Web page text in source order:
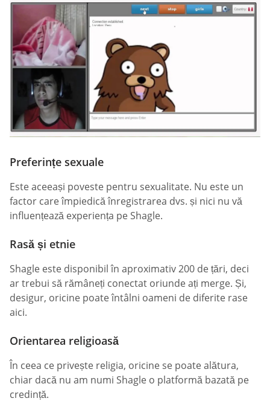
Preferințe sexuale
Este aceeași poveste pentru sexualitate. Nu este un
factor care împiedică înregistrarea dvs. și nici nu vă
influențează experiența pe Shagle.
Rasă și etnie
Shagle este disponibil în aproximativ 200 de țări, deci
ar trebui să rămâneți conectat oriunde ați merge. Și,
desigur, oricine poate întâlni oameni de diferite rase
aici.
Orientarea religioasă
În ceea ce privește religia, oricine se poate alătura,
chiar dacă nu am numi Shagle o platformă bazată pe
credință.